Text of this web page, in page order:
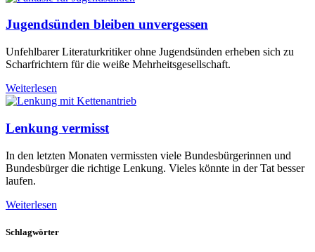
Jugendsünden bleiben unvergessen
Unfehlbarer Literaturkritiker ohne Jugendsünden erheben sich zu
Scharfrichtern für die weiße Mehrheitsgesellschaft.
Weiterlesen
Lenkung vermisst
In den letzten Monaten vermissten viele Bundesbürgerinnen und
Bundesbürger die richtige Lenkung. Vieles könnte in der Tat besser
laufen.
Weiterlesen
Schlagwörter